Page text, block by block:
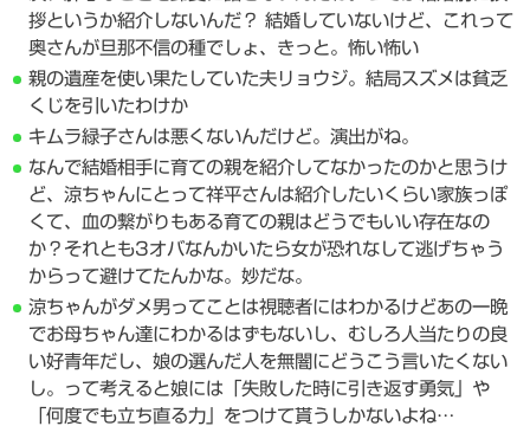
拶というか紹介しないんだ？ 結婚していないけど、これって
奥さんが旦那不信の種でしょ、きっと。怖い怖い
親の遺産を使い果たしていた夫リョウジ。結局スズメは貧乏
くじを引いたわけか
キムラ緑子さんは悪くないんだけど。演出がね。
なんで結婚相手に育ての親を紹介してなかったのかと思うけ
ど、涼ちゃんにとって祥平さんは紹介したいくらい家族っぽ
くて、血の繋がりもある育ての親はどうでもいい存在なの
か？それとも3オバなんかいたら女が恐れなして逃げちゃう
からって避けてたんかな。妙だな。
涼ちゃんがダメ男ってことは視聴者にはわかるけどあの一晩
でお母ちゃん達にわかるはずもないし、むしろ人当たりの良
い好青年だし、娘の選んだ人を無闇にどうこう言いたくない
し。って考えると娘には「失敗した時に引き返す勇気」や
「何度でも立ち直る力」をつけて貰うしかないよね…